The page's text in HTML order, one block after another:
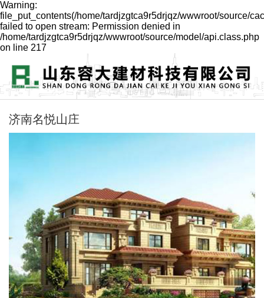
Warning:
file_put_contents(/home/tardjzgtca9r5drjqz/wwwroot/source/
failed to open stream: Permission denied in
/home/tardjzgtca9r5drjqz/wwwroot/source/model/api.class.php
on line 217
济南名悦山庄